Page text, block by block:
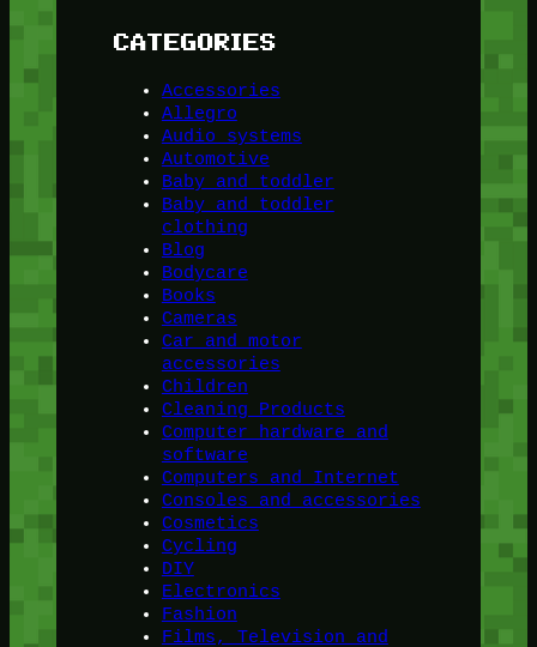
CATEGORIES
Accessories
Allegro
Audio systems
Automotive
Baby and toddler
Baby and toddler
clothing
Blog
Bodycare
Books
Cameras
Car and motor
accessories
Children
Cleaning Products
Computer hardware and
software
Computers and Internet
Consoles and accessories
Cosmetics
Cycling
DIY
Electronics
Fashion
Films, Television and